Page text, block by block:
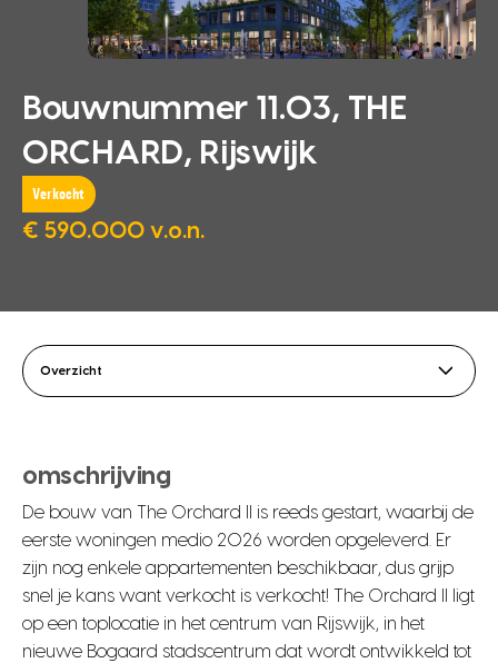
Bouwnummer 11.03, THE
ORCHARD, Rijswijk
Verkocht
€ 590.000 v.o.n.
Overzicht
omschrijving
De bouw van The Orchard II is reeds gestart, waarbij de
eerste woningen medio 2026 worden opgeleverd. Er
zijn nog enkele appartementen beschikbaar, dus grijp
snel je kans want verkocht is verkocht! The Orchard II ligt
op een toplocatie in het centrum van Rijswijk, in het
nieuwe Bogaard stadscentrum dat wordt ontwikkeld tot